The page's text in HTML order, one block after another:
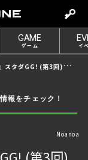
e
t
l
o
g
i
GAME
ゲーム イ
3回)有利なタイミングの見極め！
報をチェック！
Noanoa